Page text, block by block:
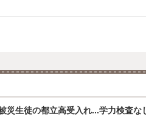
災生徒の都立高受入れ...学力検査な